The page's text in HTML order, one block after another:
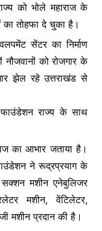
को भोले महाराज के
तोहफा दे चुका है।
सेंटर का निर्माण
को रोजगार के
झेल रहे उत्तराखंड से
राज्य के साथ
का आभार जताया है।
ने रूद्रप्रयाग के
मशीन एनेबुलिजर
मशीन, वेंटिलेटर,
मशीन प्रदान की है।